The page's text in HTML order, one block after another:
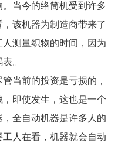
当今的络筒机受到许多
该机器为制造商带来了
测量织物的时间，因为
。
当前的投资是亏损的，
即使发生，这也是一个
全自动机器是许多人的
人在看，机器就会自动